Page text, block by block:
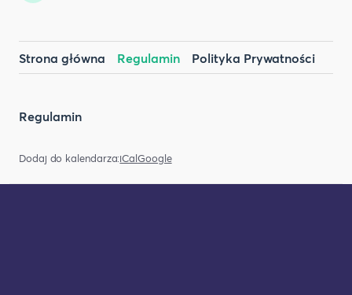
Strona główna Regulamin Polityka Prywatności
Regulamin
Dodaj do kalendarza:iCalGoogle